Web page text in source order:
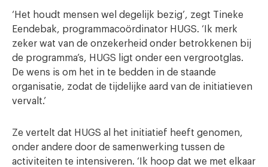
‘Het houdt mensen wel degelijk bezig’, zegt Tineke
Eendebak, programmacoördinator HUGS. ‘Ik merk
zeker wat van de onzekerheid onder betrokkenen bij
de programma’s, HUGS ligt onder een vergrootglas.
De wens is om het in te bedden in de staande
organisatie, zodat de tijdelijke aard van de initiatieven
vervalt.’
Ze vertelt dat HUGS al het initiatief heeft genomen,
onder andere door de samenwerking tussen de
activiteiten te intensiveren. ‘Ik hoop dat we met elkaar